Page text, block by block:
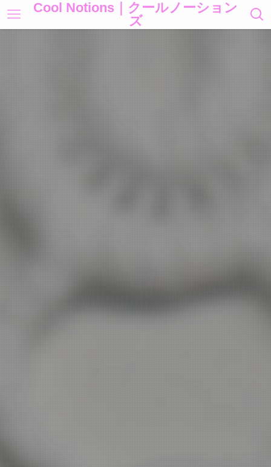
Cool Notions｜クールノーション
ズ